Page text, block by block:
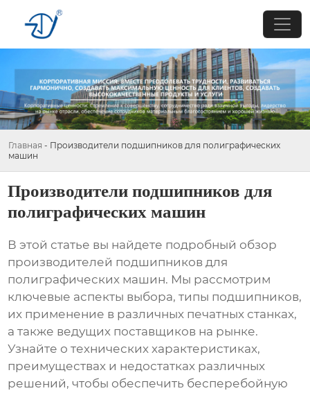
Главная - Производители подшипников для полиграфических
машин
Производители подшипников для
полиграфических машин
В этой статье вы найдете подробный обзор
производителей подшипников для
полиграфических машин. Мы рассмотрим
ключевые аспекты выбора, типы подшипников,
их применение в различных печатных станках,
а также ведущих поставщиков на рынке.
Узнайте о технических характеристиках,
преимуществах и недостатках различных
решений, чтобы обеспечить бесперебойную